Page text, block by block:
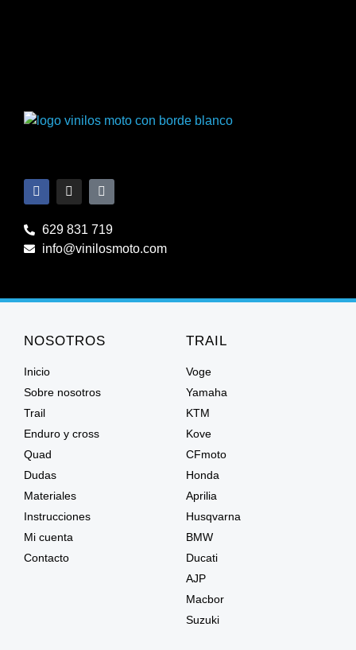
629 831 719
info@vinilosmoto.com
NOSOTROS
Inicio
Sobre nosotros
Trail
Enduro y cross
Quad
Dudas
Materiales
Instrucciones
Mi cuenta
Contacto
TRAIL
Voge
Yamaha
KTM
Kove
CFmoto
Honda
Aprilia
Husqvarna
BMW
Ducati
AJP
Macbor
Suzuki